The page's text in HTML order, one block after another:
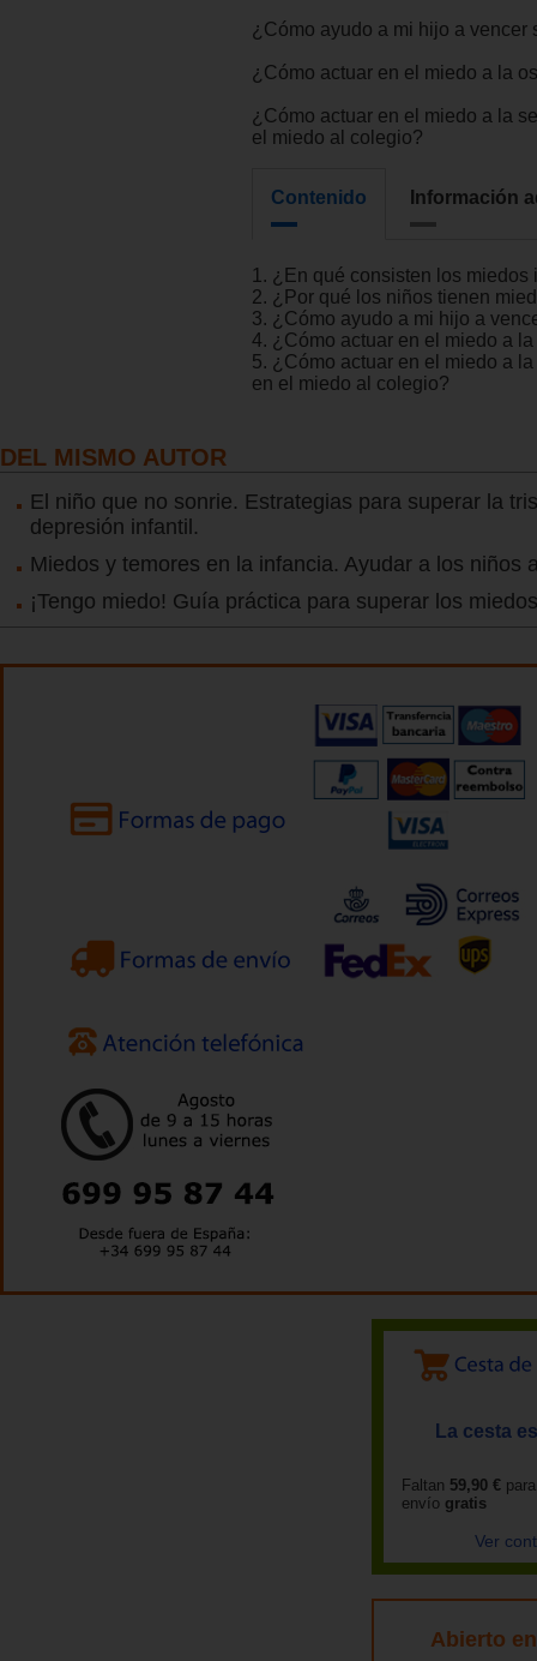
¿Cómo ayudo a mi hijo a vencer
¿Cómo actuar en el miedo a la
¿Cómo actuar en el miedo a la
el miedo al colegio?
Contenido Información
1. ¿En qué consisten los miedos
2. ¿Por qué los niños tienen
3. ¿Cómo ayudo a mi hijo a
4. ¿Cómo actuar en el miedo a
5. ¿Cómo actuar en el miedo a
en el miedo al colegio?
DEL MISMO AUTOR
El niño que no sonrie. Estrategias para superar la
depresión infantil.
Miedos y temores en la infancia. Ayudar a los niños
¡Tengo miedo! Guía práctica para superar los
La cesta
Faltan 59,90 €
envío gratis
Ver
Abierto